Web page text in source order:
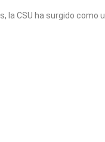
la CSU ha surgido